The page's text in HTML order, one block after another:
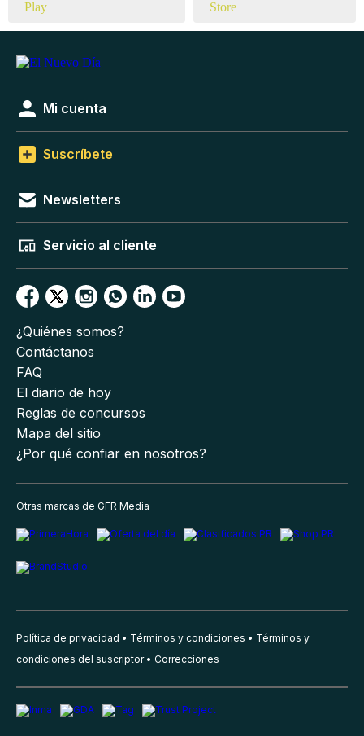
Mi cuenta
Suscríbete
Newsletters
Servicio al cliente
¿Quiénes somos?
Contáctanos
FAQ
El diario de hoy
Reglas de concursos
Mapa del sitio
¿Por qué confiar en nosotros?
Otras marcas de GFR Media
Política de privacidad Términos y condiciones
Términos y
condiciones del suscriptor
Correcciones